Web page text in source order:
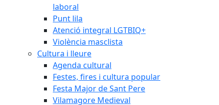
laboral
Punt lila
Atenció integral LGTBIQ+
Violència masclista
Cultura i lleure
Agenda cultural
Festes, fires i cultura popular
Festa Major de Sant Pere
Vilamagore Medieval